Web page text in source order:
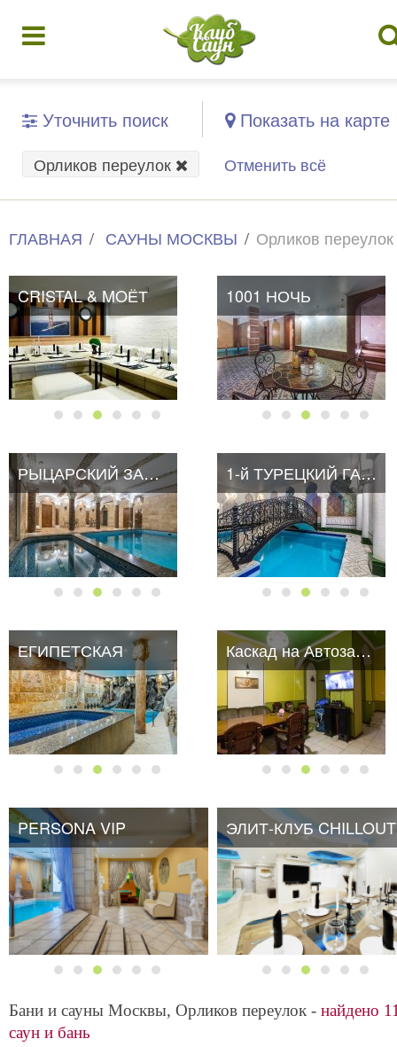
Уточнить поиск Показать на карте
Орликов переулок Отменить всё
ГЛАВНАЯ САУНЫ МОСКВЫ Орликов переулок
CRISTAL & MOЁТ 1001 НОЧЬ
РЫЦАРСКИЙ ЗАМОК 1-й ТУРЕЦКИЙ ГАМБИТ
ЕГИПЕТСКАЯ Каскад на Автозаводской
PERSONA VIP ЭЛИТ-КЛУБ CHILLOUT
Бани и сауны Москвы, Орликов переулок - найдено
саун и бань